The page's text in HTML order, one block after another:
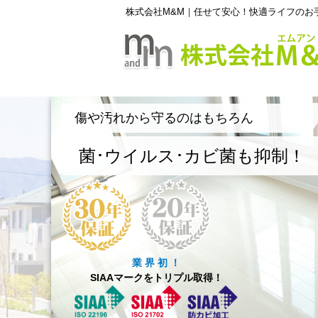
株式会社M&M｜任せて安心！快適ライフのお
傷や汚れから守るのはもちろん
菌･ウイルス･カビ菌も抑制！
業 界 初 ！
SIAAマークをトリプル取得！